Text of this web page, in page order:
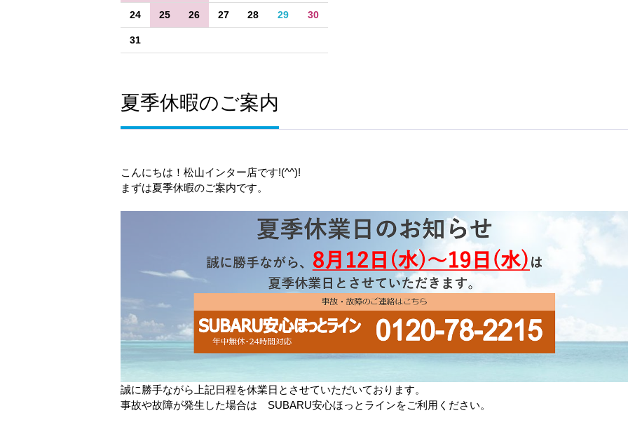
24 25 26 27 28 29 30
31
夏季休暇のご案内
こんにちは！松山インター店です!(^^)!
まずは夏季休暇のご案内です。
誠に勝手ながら上記日程を休業日とさせていただいております。
事故や故障が発生した場合は SUBARU安心ほっとラインをご利用ください。